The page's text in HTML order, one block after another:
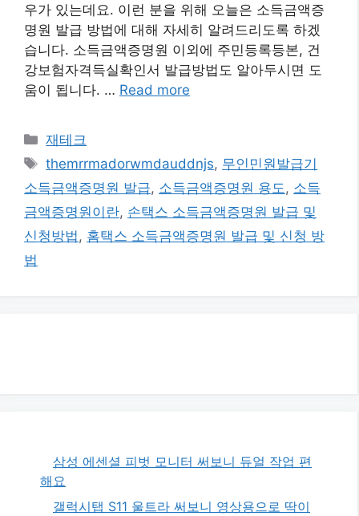
우가 있는데요. 이런 분을 위해 오늘은 소득금액증
명원 발급 방법에 대해 자세히 알려드리도록 하겠
습니다. 소득금액증명원 이외에 주민등록등본, 건
강보험자격득실확인서 발급방법도 알아두시면 도
움이 됩니다. … Read more
카
테
리
재테크
태
그
themrrmadorwmdauddnjs, 무인민원발급기
소득금액증명원 발급, 소득금액증명원 용도 , 소득
금액증명원이란, 손택스 소득금액증명원 발급 및
신청방법 , 홈택스 소득금액증명원 발급 및 신청 방
법
삼성 에센셜 피벗 모니터 써보니 듀얼 작업 편
해요
갤럭시탭 S11 울트라 써보니 영상용으로 딱이